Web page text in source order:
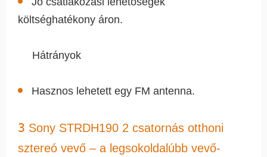
költséghatékony áron.
Hátrányok
Hasznos lehetett egy FM antenna.
3 Sony STRDH190 2 csatornás otthoni
sztereó vevő – a legsokoldalúbb vevő-